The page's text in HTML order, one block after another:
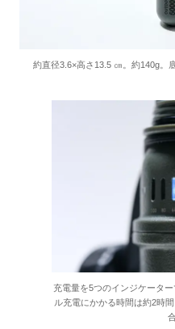
約直径3.6×高さ13.5 ㎝。約140g。
充電量を5つのインジケータ
ル充電にかかる時間は約2時